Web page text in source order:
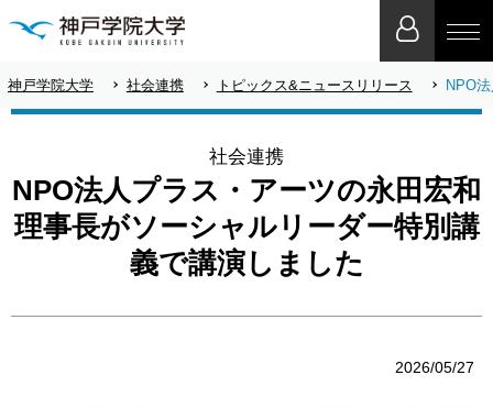
神戸学院大学 社会連携 トピックス&ニュースリリース NPO
社会連携
NPO法人プラス・アーツの永田宏和
理事長がソーシャルリーダー特別講
義で講演しました
2026/05/27